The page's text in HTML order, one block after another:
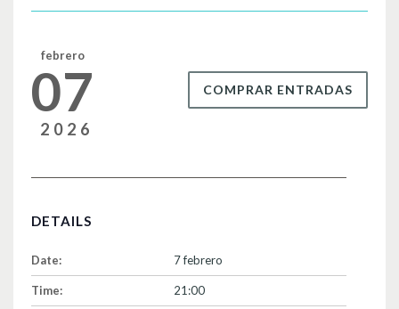
o
k
febrero
07
2026
COMPRAR ENTRADAS
DETAILS
Date: 7 febrero
Time: 21:00